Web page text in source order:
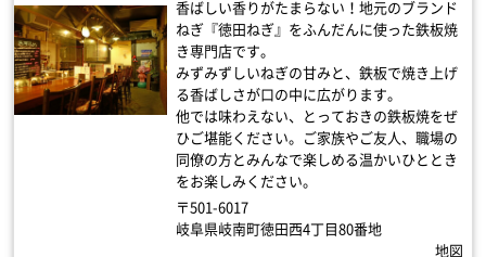
香ばしい香りがたまらない！地元のブランド
ねぎ『徳田ねぎ』をふんだんに使った鉄板焼
き専門店です。
みずみずしいねぎの甘みと、鉄板で焼き上げ
る香ばしさが口の中に広がります。
他では味わえない、とっておきの鉄板焼をぜ
ひご堪能ください。ご家族やご友人、職場の
同僚の方とみんなで楽しめる温かいひととき
をお楽しみください。
〒501-6017
岐阜県岐南町徳田西4丁目80番地
地図